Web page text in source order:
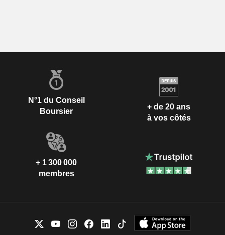
N°1 du Conseil
Boursier
+ de 20 ans
à vos côtés
+ 1 300 000
membres